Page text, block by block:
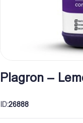
Plagron –
ID:26888